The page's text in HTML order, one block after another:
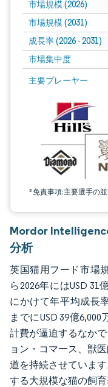
市場規模 (2026)
市場規模 (2031)
成長率 (2026 - 2031)
市場集中度
主要プレーヤー
*免責事項:主要選手の
画像 © Mordor
Mordor
分析
英国猫用フード市場
ら2026年にはUSD 31
にかけて年平均成長
までにUSD 39億
計費が逼迫するなか
ョン・コマース、獣
道を持続させていま
する大規模な猫の飼